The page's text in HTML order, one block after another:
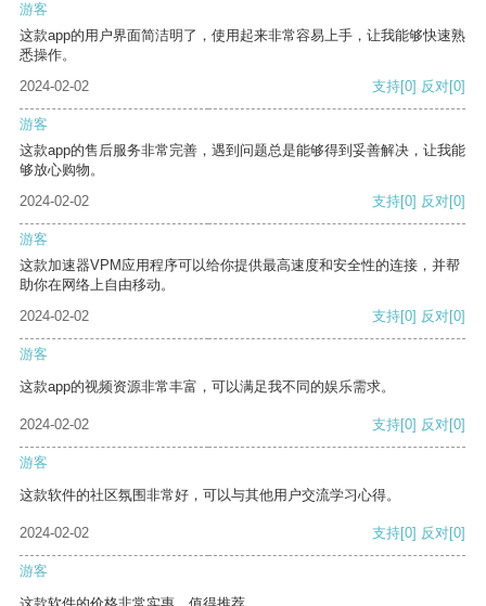
游客
这款app的用户界面简洁明了，使用起来非常容易上手，让我能够快速熟
悉操作。
2024-02-02
支持[0] 反对[0]
游客
这款app的售后服务非常完善，遇到问题总是能够得到妥善解决，让我能
够放心购物。
2024-02-02
支持[0] 反对[0]
游客
这款加速器VPM应用程序可以给你提供最高速度和安全性的连接，并帮
助你在网络上自由移动。
2024-02-02
支持[0] 反对[0]
游客
这款app的视频资源非常丰富，可以满足我不同的娱乐需求。
2024-02-02 支持[0] 反对[0]
游客
这款软件的社区氛围非常好，可以与其他用户交流学习心得。
2024-02-02 支持[0] 反对[0]
游客